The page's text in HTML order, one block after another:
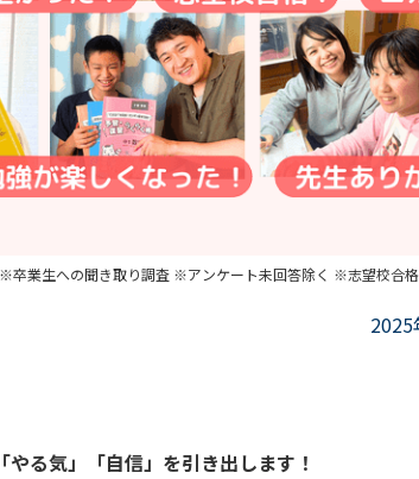
業生への聞き取り調査 ※アンケート未回答除く ※志望校合
2025
「やる気」「自信」を引き出します！